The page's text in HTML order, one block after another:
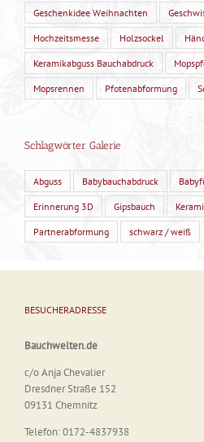
Geschenkidee Weihnachten
Hochzeitsmesse Holzsockel
Keramikabguss Bauchabdruck
Mopsrennen Pfotenabformung
Schlagwörter Galerie
Abguss Babybauchabdruck
Erinnerung 3D Gipsbauch
Partnerabformung schwarz / weiß
BESUCHERADRESSE
Bauchwelten.de
c/o Anja Chevalier
Dresdner Straße 152
09131 Chemnitz
Telefon: 0172-4837938